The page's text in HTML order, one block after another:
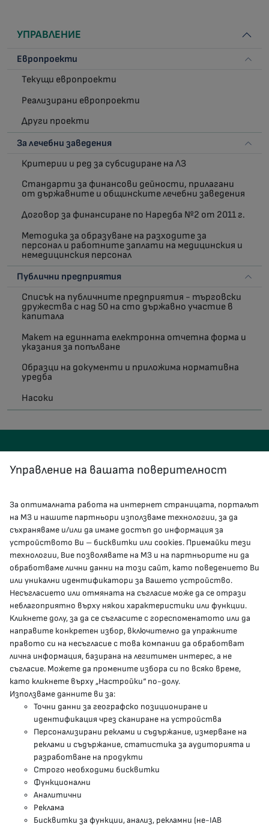
УПРАВЛЕНИЕ
Европроекти
Текущи европроекти
Реализирани европроекти
Други проекти
За лечебни заведения
Критерии и ред за субсидиране на ЛЗ
Стандарти за финансови дейности, прилагани
от държавните и общинските лечебни заведения
Договор за финансиране по Наредба №2 от 2011 г.
Методика за образуване на разходите за
персонал и работните заплати на медицинския и
немедицинския персонал
Публични предприятия
Списък на публичните предприятия - търговски
дружества с над 50 на сто държавно участие в
капитала
Макет на единната електронна отчетна форма и
указания за попълване
Образци на документи и приложима нормативна
уредба
Насоки
КОНТАКТИ
гр.София, 1000, пл. „Света Неделя“ №5
delovodstvo@mh.government.bg
presscenter@mh.government.bg
МЗ В СОЦИАЛНИТЕ МРЕЖИ
Facebook страница
Instragram профил
YouTube канал
Threads профил
Карта на сайта
Бисквитки
Условия за използване
Управление на вашата поверителност
За оптималната работа на интернет страницата, порталът
на МЗ и нашите партньори използваме технологии, за да
съхраняваме и/или да имаме достъп до информация за
устройството Ви – бисквитки или cookies. Приемайки тези
технологии, Вие позволявате на МЗ и на партньорите ни да
обработваме лични данни на този сайт, като поведението Ви
или уникални идентификатори за Вашето устройство.
Несъгласието или отмяната на съгласие може да се отрази
неблагоприятно върху някои характеристики или функции.
Кликнете долу, за да се съгласите с гореспоменатото или да
направите конкретен избор, включително да упражните
правото си на несъгласие с това компании да обработват
лична информация, базирана на легитимен интерес, а не
съгласие. Можете да промените избора си по всяко време,
като кликнете върху „Настройки“ по-долу.
Използваме данните ви за:
Точни данни за географско позициониране и
идентификация чрез сканиране на устройства
Персонализирани реклами и съдържание, измерване на
реклами и съдържание, статистика за аудиторията и
разработване на продукти
Строго необходими бисквитки
Функционални
Аналитични
Реклама
Бисквитки за функции, анализ, рекламни (не-IAB